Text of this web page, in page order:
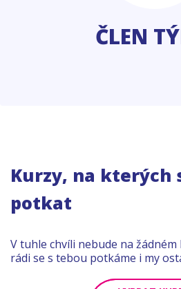
ČLEN
Kurzy, na kterých
potkat
V tuhle chvíli nebude na
rádi se s tebou potkáme i my